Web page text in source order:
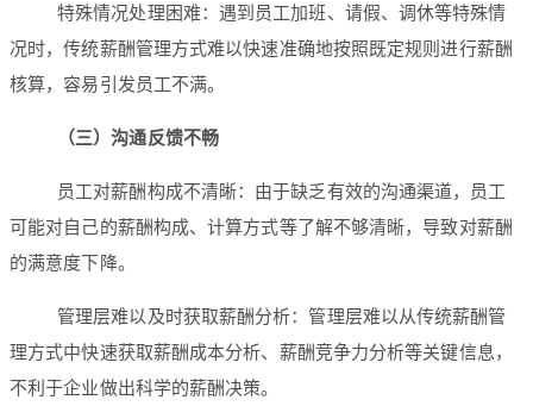
特殊情况处理困难：遇到员工加班、请假、调休等特殊情
况时，传统薪酬管理方式难以快速准确地按照既定规则进行薪酬
核算，容易引发员工不满。
（三）沟通反馈不畅
员工对薪酬构成不清晰：由于缺乏有效的沟通渠道，员工
可能对自己的薪酬构成、计算方式等了解不够清晰，导致对薪酬
的满意度下降。
管理层难以及时获取薪酬分析：管理层难以从传统薪酬管
理方式中快速获取薪酬成本分析、薪酬竞争力分析等关键信息，
不利于企业做出科学的薪酬决策。